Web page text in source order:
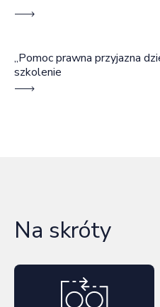
„Pomoc prawna przyjazna
szkolenie
Na skróty